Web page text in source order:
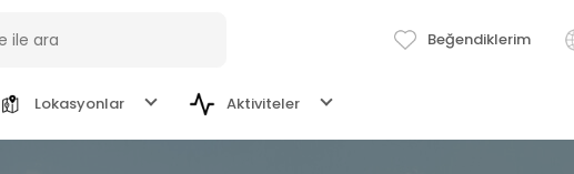
Beğendiklerim
Lokasyonlar Aktiviteler